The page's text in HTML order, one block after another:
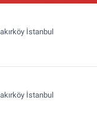
İstanbul
İstanbul